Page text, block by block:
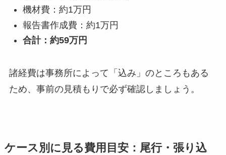
機材費：約1万円
報告書作成費：約1万円
合計：約59万円
諸経費は事務所によって「込み」のところもある
ため、事前の見積もりで必ず確認しましょう。
ケース別に見る費用目安：尾行・張り込